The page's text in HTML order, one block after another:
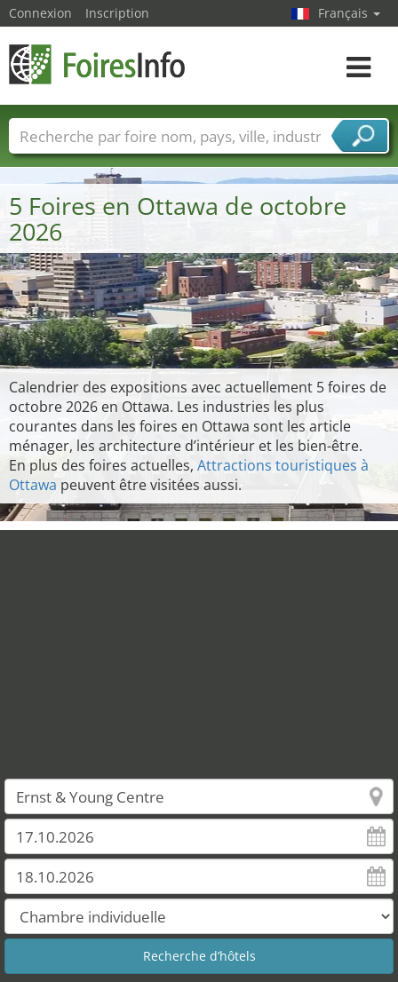
5 Foires en Ottawa de octobre
2026
Calendrier des expositions avec actuellement 5 foires de
octobre 2026 en Ottawa. Les industries les plus
courantes dans les foires en Ottawa sont les article
ménager, les architecture d’intérieur et les bien-être.
En plus des foires actuelles, Attractions touristiques à
Ottawa peuvent être visitées aussi.
Connexion Inscription Français
Toggle
Foire noms Pays Villes
Secteurs de foire
Secteurs du fournisseur de services